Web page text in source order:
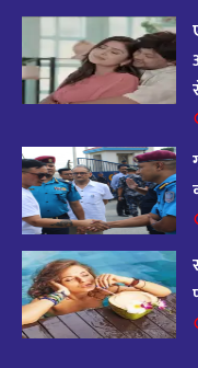
१७ आजको
११ महिना अघि
१८
आजको
२०२५)
११ महिना अघि
१९ आजको
११ महिना अघि